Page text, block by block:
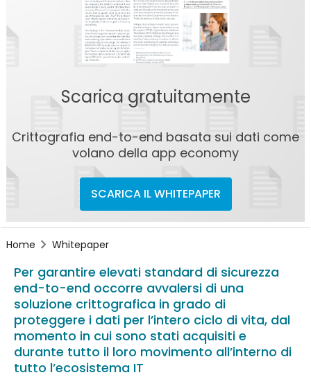
Scarica gratuitamente
Crittografia end-to-end basata sui dati come
volano della app economy
SCARICA IL WHITEPAPER
Home Whitepaper
Per garantire elevati standard di sicurezza
end-to-end occorre avvalersi di una
soluzione crittografica in grado di
proteggere i dati per l’intero ciclo di vita, dal
momento in cui sono stati acquisiti e
durante tutto il loro movimento all’interno di
tutto l’ecosistema IT